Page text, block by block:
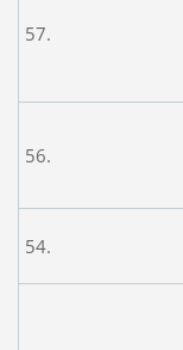
57.
56.
54.